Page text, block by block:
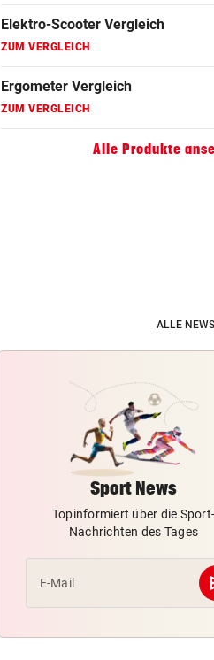
Coach übernimmt
Premier-League-
Klub
ZUM VERGLEICH
Fahrradanhänger Vergleich
ZUM VERGLEICH
Faszienrolle Vergleich
ZUM VERGLEICH
Alle Produkte
ALLE
Sport News
Topinformiert über die Sport-
Nachrichten des Tages
E-Mail